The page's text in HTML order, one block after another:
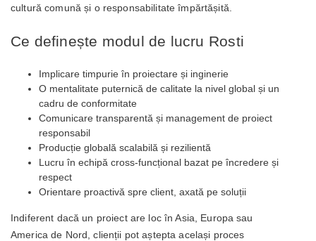
cultură comună și o responsabilitate împărtășită.
Ce definește modul de lucru Rosti
Implicare timpurie în proiectare și inginerie
O mentalitate puternică de calitate la nivel global și un
cadru de conformitate
Comunicare transparentă și management de proiect
responsabil
Producție globală scalabilă și rezilientă
Lucru în echipă cross-funcțional bazat pe încredere și
respect
Orientare proactivă spre client, axată pe soluții
Indiferent dacă un proiect are loc în Asia, Europa sau
America de Nord, clienții pot aștepta același proces